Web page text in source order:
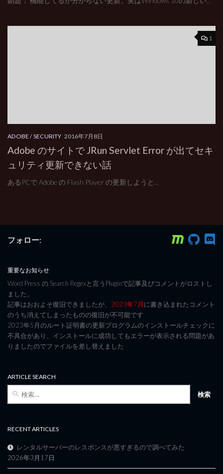
1
ADOBE/SECURITY 2016年7月8日
Adobe のサイトで JRun Servlet Error が出てセキ
ュリティ更新できない話
あるPCで Adobe の Flash Player の更新しようと...
フォロー:
重要なお知らせ
Word Press の Search Regexと言うPluginで記事及びコメントがロストし
ました。
記事はおおよそ復旧できましたが、 2023年7月に書き込まれたコメント
のうち消えてしまったものの復旧が不可能です
2023年5月のルート証明書の更新プログラムのインストールチェックに
不具合があり、インストールに成功してもエラーが表示される問題があ
りましたのでファイルを差し替えました
ARTICLE SEARCH
検
RECENT ARTICLES
レンタルサーバーのレスポンスが悪すぎるので調べてみた
2026年3月17日